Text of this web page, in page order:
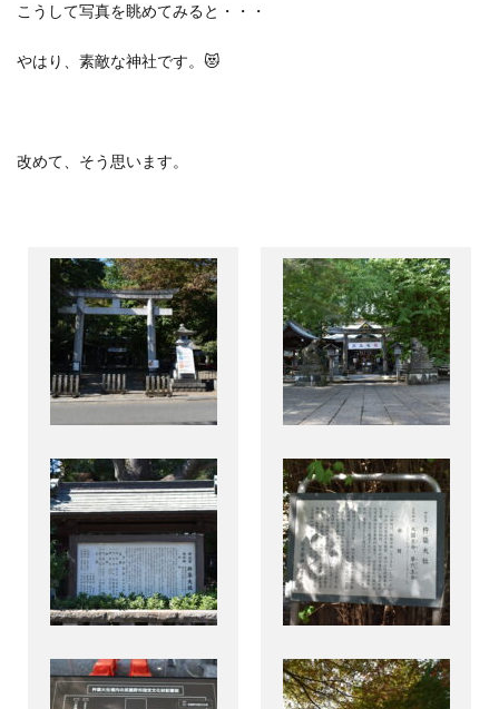
こうして写真を眺めてみると・・・
やはり、素敵な神社です。 😻
改めて、そう思います。